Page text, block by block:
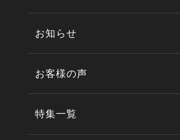
お知らせ
お客様の声
特集一覧